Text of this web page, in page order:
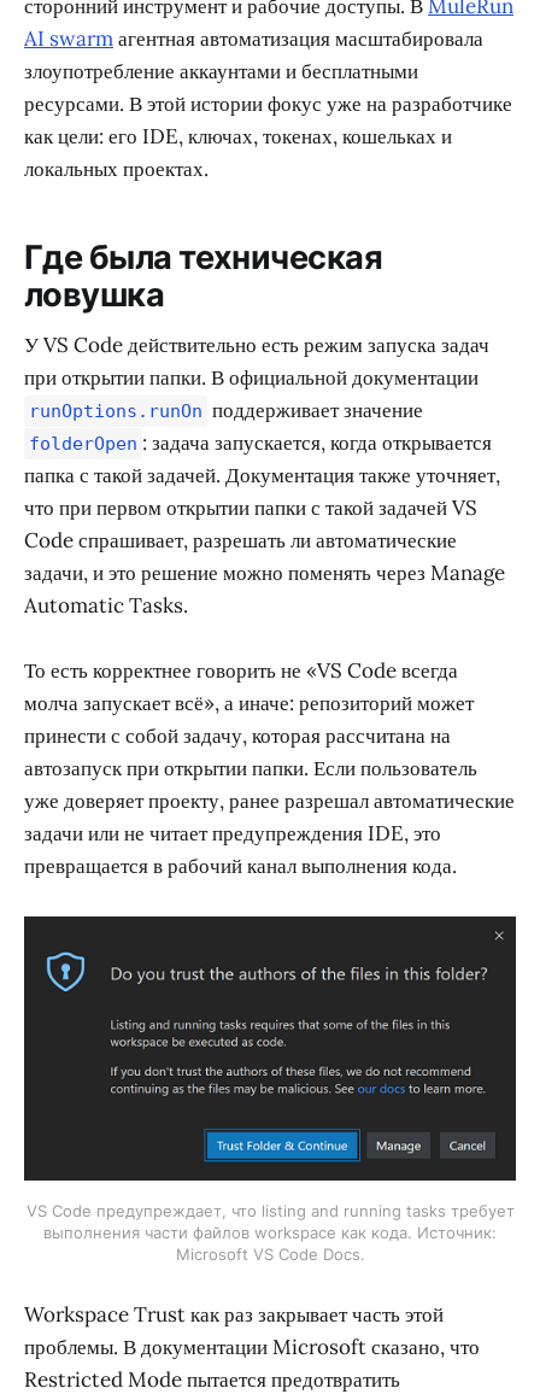
сторонний инструмент и рабочие доступы. ВMuleRun
AI swarmагентная автоматизация масштабировала
злоупотребление аккаунтами и бесплатными
ресурсами. В этой истории фокус уже на разработчике
как цели: его IDE, ключах, токенах, кошельках и
локальных проектах.
Где была техническая
ловушка
У VS Code действительно есть режим запуска задач
при открытии папки. В официальной документации
runOptions.runOn поддерживает значение
folderOpen : задача запускается, когда открывается
папка с такой задачей. Документация также уточняет,
что при первом открытии папки с такой задачей VS
Code спрашивает, разрешать ли автоматические
задачи, и это решение можно поменять через Manage
Automatic Tasks.
То есть корректнее говорить не «VS Code всегда
молча запускает всё», а иначе: репозиторий может
принести с собой задачу, которая рассчитана на
автозапуск при открытии папки. Если пользователь
уже доверяет проекту, ранее разрешал автоматические
задачи или не читает предупреждения IDE, это
превращается в рабочий канал выполнения кода.
VS Code предупреждает, что listing and running tasks требует
выполнения части файлов workspace как кода. Источник:
Microsoft VS Code Docs.
Workspace Trust как раз закрывает часть этой
проблемы. В документации Microsoft сказано, что
Restricted Mode пытается предотвратить